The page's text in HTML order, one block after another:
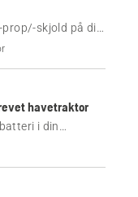
skjold på din
enkle trin.
havetraktor
i din